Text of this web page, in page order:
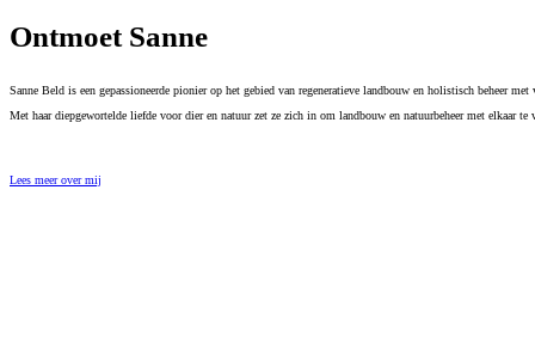
Ontmoet Sanne
Sanne Beld is een gepassioneerde pionier op het gebied van regeneratieve landbouw en holistisch beheer met
Met haar diepgewortelde liefde voor dier en natuur zet ze zich in om landbouw en natuurbeheer met elkaar te
Lees meer over mij